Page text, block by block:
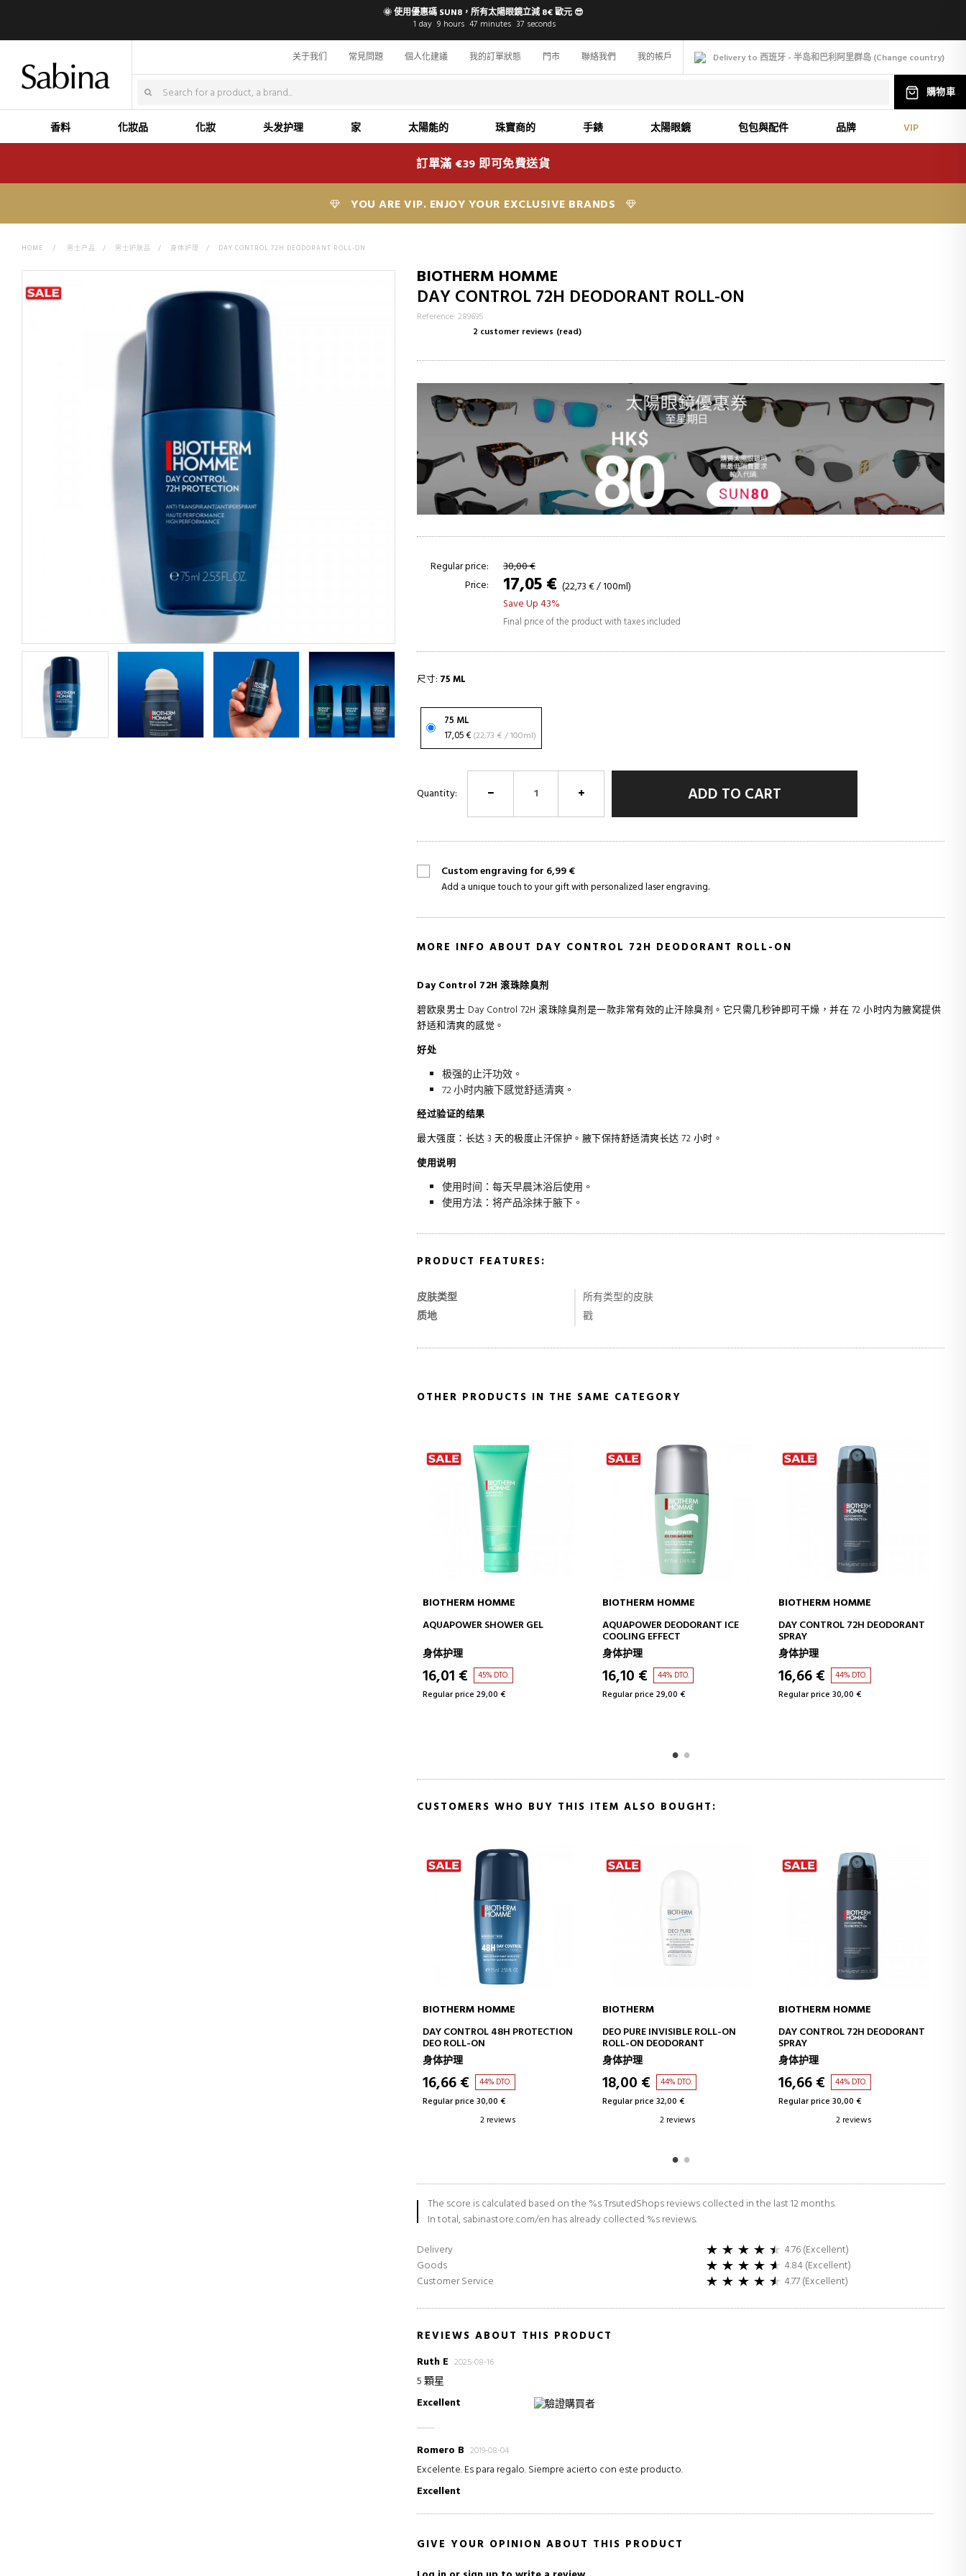
🌞 使用優惠碼 SUN8，所有太陽眼鏡立減 8€ 歐元 😎
1 day 9 hours 47 minutes 36 seconds
Delivery to 西班牙 - 半岛和巴利阿里群岛 (Change country)
关于我们 常見問題 個人化建議 我的訂單狀態 門市 聯絡我們 我的帳戶
購物車
香料 化妝品 化妝 头发护理 家 太陽能的 珠寶商的 手錶 太陽眼鏡 包包與配件 品牌 VIP
訂單滿 €39 即可免費送貨
YOU ARE VIP. ENJOY YOUR EXCLUSIVE BRANDS
HOME > 男士产品 > 男士护肤品 > 身体护理 > DAY CONTROL 72H DEODORANT ROLL-ON
BIOTHERM HOMME
DAY CONTROL 72H DEODORANT ROLL-ON
Reference: 289695
2 customer reviews (read)
Regular price:
30,00 €
Price:
17,05 € (22,73 € / 100ml)
Save Up 43%
Final price of the product with taxes included
尺寸: 75 ML
75 ML
17,05 €
(22,73 € / 100ml)
Quantity: ADD TO CART
Custom engraving for 6,99 €
Add a unique touch to your gift with personalized laser engraving.
MORE INFO ABOUT DAY CONTROL 72H DEODORANT ROLL-ON
Day Control 72H 滚珠除臭剂
碧欧泉男士 Day Control 72H 滚珠除臭剂是一款非常有效的止汗除臭剂。它只需几秒钟即可干燥，并在 72 小时内为腋窝提供
舒适和清爽的感觉。
好处
极强的止汗功效。
72 小时内腋下感觉舒适清爽。
经过验证的结果
最大强度：长达 3 天的极度止汗保护。腋下保持舒适清爽长达 72 小时。
使用说明
使用时间：每天早晨沐浴后使用。
使用方法：将产品涂抹于腋下。
PRODUCT FEATURES:
皮肤类型
所有类型的皮肤
质地
戳
OTHER PRODUCTS IN THE SAME CATEGORY
ADD TO CART
BIOTHERM HOMME
AQUAPOWER DEODORANT ICE
身体护理
16,10 € 44% DTO.
Regular price 29,00 €
ADD TO CART
BIOTHERM HOMME
DAY CONTROL 72H DEODORANT
SPRAY
身体护理
16,66 € 44% DTO.
Regular price 30,00 €
ADD TO CART
BIOTHERM HOMME
DAY CONTROL 24H NATURAL
PROTECCIÓN NATURAL
身体护理
16,66 € 44% DTO.
Regular price 30,00 €
CUSTOMERS WHO BUY THIS ITEM ALSO BOUGHT:
ADD TO CART
BIOTHERM
DEO PURE INVISIBLE ROLL-ON
ROLL-ON DEODORANT
身体护理
18,00 € 44% DTO.
Regular price 32,00 €
2 reviews
ADD TO CART
BIOTHERM HOMME
DAY CONTROL 72H DEODORANT
SPRAY
身体护理
16,66 € 44% DTO.
Regular price 30,00 €
2 reviews
ADD TO CART
BIOTHERM HOMME
AQUATIC LOTION
男士面部皮肤护理
14,72 € 41% DTO.
Regular price 25,00 €
37 reviews
The score is calculated based on the %s TrsutedShops reviews collected in the last 12 months.
In total, sabinastore.com/en has already collected %s reviews.
Delivery
4.76 (Excellent)
Goods
4.84 (Excellent)
Customer Service
4.77 (Excellent)
REVIEWS ABOUT THIS PRODUCT
Ruth E 2025-08-16
5 顆星
Excellent
驗證購買者
Romero B 2019-08-04
Excelente. Es para regalo. Siempre acierto con este producto.
Excellent
GIVE YOUR OPINION ABOUT THIS PRODUCT